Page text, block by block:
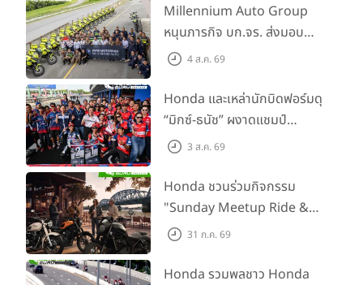
Millennium Auto Group
หนุนภารกิจ บก.จร. ส่งมอบ
BMW R 1300 GS และ F 900
พร้อม ยกระดับทักษะการขับขี่
เสริมศักยภาพตำรวจจราจร
4 ส.ค. 69
Honda และเหล่านักบิดฟอร์มดุ
“มิกซ์-ธนัช” ผงาดแชมป์
SS600 2 สนามติด “ข้าวกล้อง”
สนาม 2
3 ส.ค. 69
Honda ชวนร่วมกิจกรรม
"Sunday Meetup Ride &
Soul" จิบกาแฟ พูดคุย แลก
กัน 16 ส.ค. นี้
31 ก.ค. 69
Honda รวมพลชาว Honda